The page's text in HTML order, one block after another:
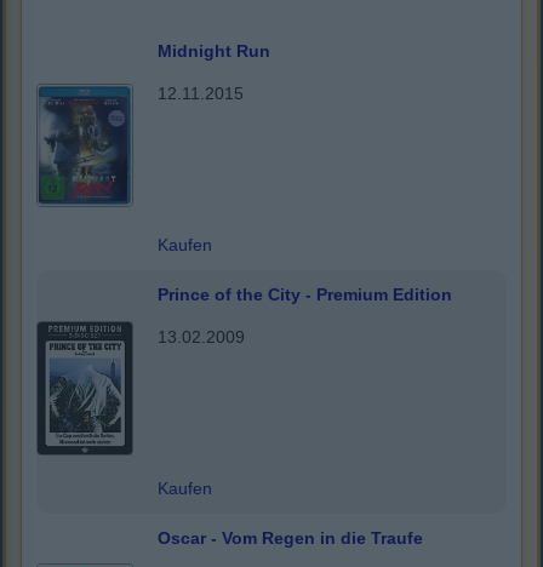
Midnight Run
12.11.2015
Kaufen
Prince of the City - Premium Edition
13.02.2009
Kaufen
Oscar - Vom Regen in die Traufe